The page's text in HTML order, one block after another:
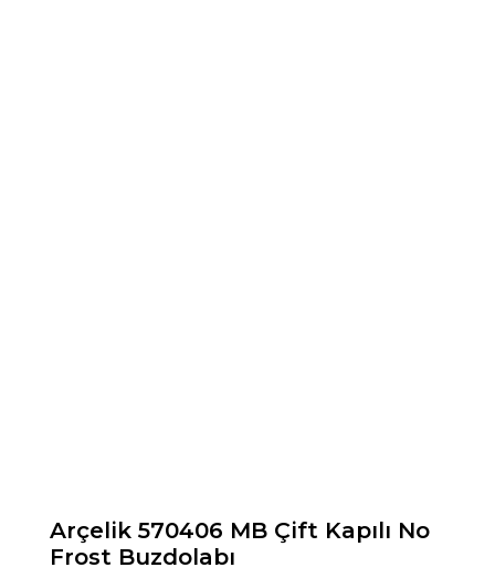
Arçelik 570406 MB Çift Kapılı No
Frost Buzdolabı